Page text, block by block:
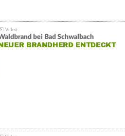
bei Bad Schwalbach
BRANDHERD ENTDECKT